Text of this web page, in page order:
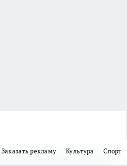
Заказать рекламу Культура Спорт